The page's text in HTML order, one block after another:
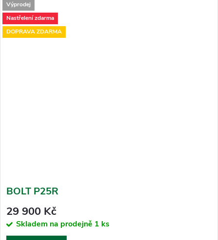
Výprodej
Nastřelení zdarma
DOPRAVA ZDARMA
BOLT P25R
29 900 Kč
Skladem na prodejně 1 ks